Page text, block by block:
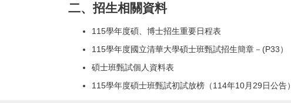
二、招生相關資料
115學年度碩、博士招生重要日程表
115學年度國立清華大學碩士班甄試招生簡章 －(P33）
碩士班甄試個人資料表
115學年度碩士班甄試初試放榜 （114年10月29日公告）